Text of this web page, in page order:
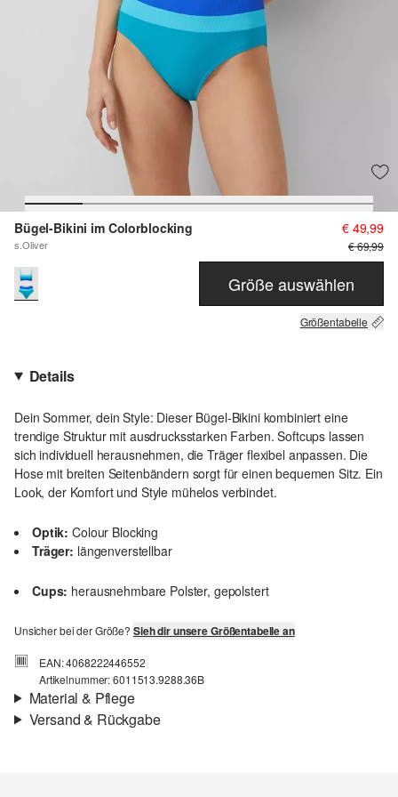
Bügel-Bikini im Colorblocking
s.Oliver
€ 49,99
€ 69,99
Größe auswählen
Größentabelle
Details
Dein Sommer, dein Style: Dieser Bügel-Bikini kombiniert eine
trendige Struktur mit ausdrucksstarken Farben. Softcups lassen
sich individuell herausnehmen, die Träger flexibel anpassen. Die
Hose mit breiten Seitenbändern sorgt für einen bequemen Sitz. Ein
Look, der Komfort und Style mühelos verbindet.
Optik: Colour Blocking
Träger: längenverstellbar
Cups: herausnehmbare Polster, gepolstert
Unsicher bei der Größe? Sieh dir unsere Größentabelle an
EAN: 4068222446552
Artikelnummer: 6011513.9288.36B
Material & Pflege
Versand & Rückgabe